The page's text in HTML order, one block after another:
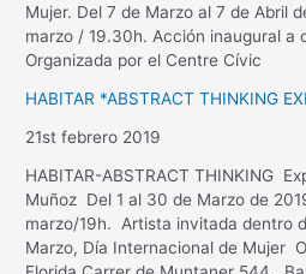
Mujer. Del 7 de Marzo al 7 de Abril
marzo / 19.30h. Acción inaugural a
Organizada por el Centre Cívic
HABITAR *ABSTRACT THINKING
21st febrero 2019
HABITAR-ABSTRACT THINKING
Muñoz Del 1 al 30 de Marzo de
marzo/19h. Artista invitada dentro
Marzo, Día Internacional de Mujer